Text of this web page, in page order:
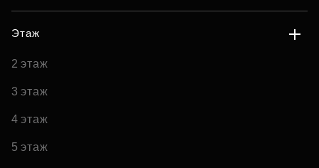
Этаж
2 этаж
3 этаж
4 этаж
5 этаж